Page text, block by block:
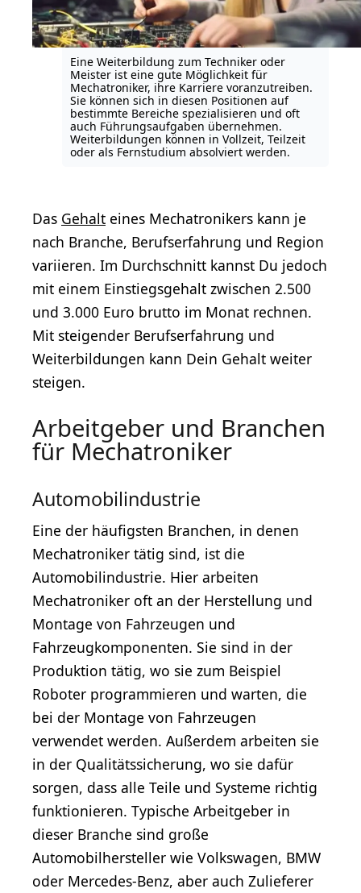
Eine Weiterbildung zum Techniker oder
Meister ist eine gute Möglichkeit für
Mechatroniker, ihre Karriere voranzutreiben.
Sie können sich in diesen Positionen auf
bestimmte Bereiche spezialisieren und oft
auch Führungsaufgaben übernehmen.
Weiterbildungen können in Vollzeit, Teilzeit
oder als Fernstudium absolviert werden.
Das Gehalt eines Mechatronikers kann je
nach Branche, Berufserfahrung und Region
variieren. Im Durchschnitt kannst Du jedoch
mit einem Einstiegsgehalt zwischen 2.500
und 3.000 Euro brutto im Monat rechnen.
Mit steigender Berufserfahrung und
Weiterbildungen kann Dein Gehalt weiter
steigen.
Arbeitgeber und Branchen
für Mechatroniker
Automobilindustrie
Eine der häufigsten Branchen, in denen
Mechatroniker tätig sind, ist die
Automobilindustrie. Hier arbeiten
Mechatroniker oft an der Herstellung und
Montage von Fahrzeugen und
Fahrzeugkomponenten. Sie sind in der
Produktion tätig, wo sie zum Beispiel
Roboter programmieren und warten, die
bei der Montage von Fahrzeugen
verwendet werden. Außerdem arbeiten sie
in der Qualitätssicherung, wo sie dafür
sorgen, dass alle Teile und Systeme richtig
funktionieren. Typische Arbeitgeber in
dieser Branche sind große
Automobilhersteller wie Volkswagen, BMW
oder Mercedes-Benz, aber auch Zulieferer